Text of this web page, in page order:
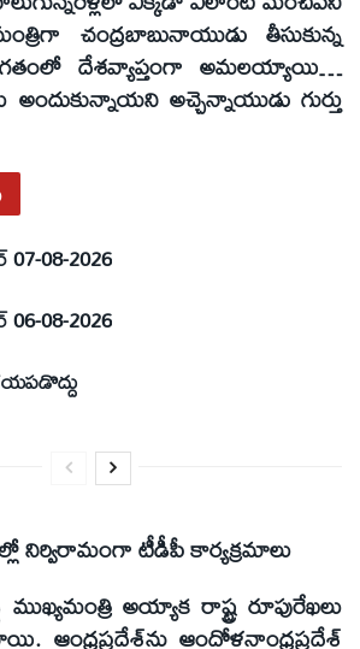
చంద్రబాబునాయుడు తీసుకున్న
దేశవ్యాప్తంగా అమలయ్యాయి…
అందుకున్నాయని అచ్చెన్నాయుడు గుర్తు
08-2026
08-2026
నిర్విరామంగా టీడీపీ కార్యక్రమాలు
అయ్యాక రాష్ట్ర రూపురేఖలు
ఆందోళనాంధ్రప్రదేశ్‌